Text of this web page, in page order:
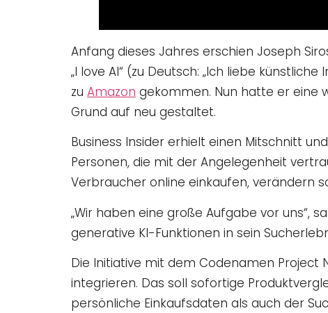
Anfang dieses Jahres erschien Joseph
„I love AI“ (zu Deutsch: „Ich liebe
zu Amazon gekommen. Nun hatte er eine
Grund auf neu gestaltet.
Business Insider erhielt einen Mitschnitt
Personen, die mit der Angelegenheit
Verbraucher online einkaufen, verändern
„Wir haben eine große Aufgabe vor uns“,
generative KI-Funktionen in sein
Die Initiative mit dem Codenamen Project
integrieren. Das soll sofortige
persönliche Einkaufsdaten als auch der